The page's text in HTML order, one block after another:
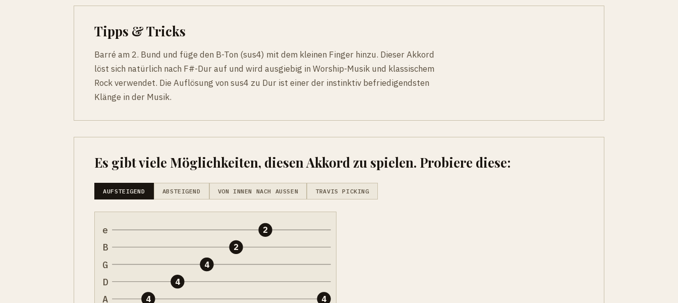
Tipps & Tricks
Barré am 2. Bund und füge den B-Ton (sus4) mit dem kleinen Finger hinzu. Dieser Akkord
löst sich natürlich nach F#-Dur auf und wird ausgiebig in Worship-Musik und klassischem
Rock verwendet. Die Auflösung von sus4 zu Dur ist einer der instinktiv befriedigendsten
Klänge in der Musik.
Es gibt viele Möglichkeiten, diesen Akkord zu spielen. Probiere diese:
AUFSTEIGEND ABSTEIGEND VON INNEN NACH AUSSEN TRAVIS PICKING
e
B
G
D
A
4
4
4
2
2
4